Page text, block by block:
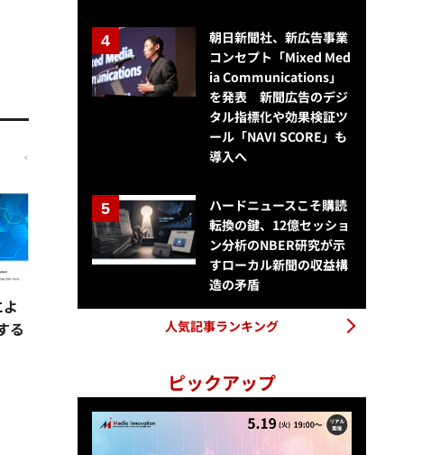
る
朝日新聞社、新広告事業
コンセプト「Mixed Med
ia Communications」
を発表 新聞広告のデジ
タル指標化や効果検証ツ
ール「NAVI SCORE」も
導入へ
ハードニュースこそ購読
転換の鍵、12億セッショ
ン分析のNBER研究が示
すローカル新聞の収益構
造の矛盾
人気記事ランキング
ピックアップ